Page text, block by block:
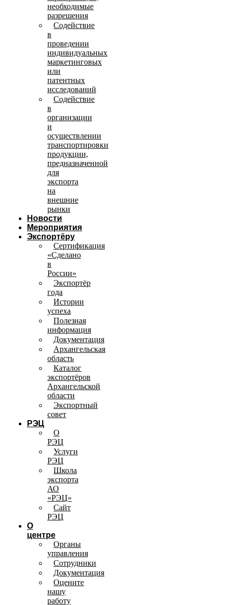
необходимые
разрешения
Содействие
в
проведении
индивидуальных
маркетинговых
или
патентных
исследований
Содействие
в
организации
и
осуществлении
транспортировки
продукции,
предназначенной
для
экспорта
на
внешние
рынки
Новости
Мероприятия
Экспортёру
Сертификация
«Сделано
в
России»
Экспортёр
года
Истории
успеха
Полезная
информация
Документация
Архангельская
область
Каталог
экспортёров
Архангельской
области
Экспортный
совет
РЭЦ
О
РЭЦ
Услуги
РЭЦ
Школа
экспорта
АО
«РЭЦ»
Сайт
РЭЦ
О
центре
Органы
управления
Сотрудники
Документация
Оцените
нашу
работу